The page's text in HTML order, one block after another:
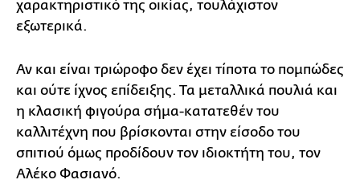
χαρακτηριστικό της οικίας, τουλάχιστον
εξωτερικά.
Αν και είναι τριώροφο δεν έχει τίποτα το πομπώδες
και ούτε ίχνος επίδειξης. Τα μεταλλικά πουλιά και
η κλασική φιγούρα σήμα-κατατεθέν του
καλλιτέχνη που βρίσκονται στην είσοδο του
σπιτιού όμως προδίδουν τον ιδιοκτήτη του, τον
Αλέκο Φασιανό.